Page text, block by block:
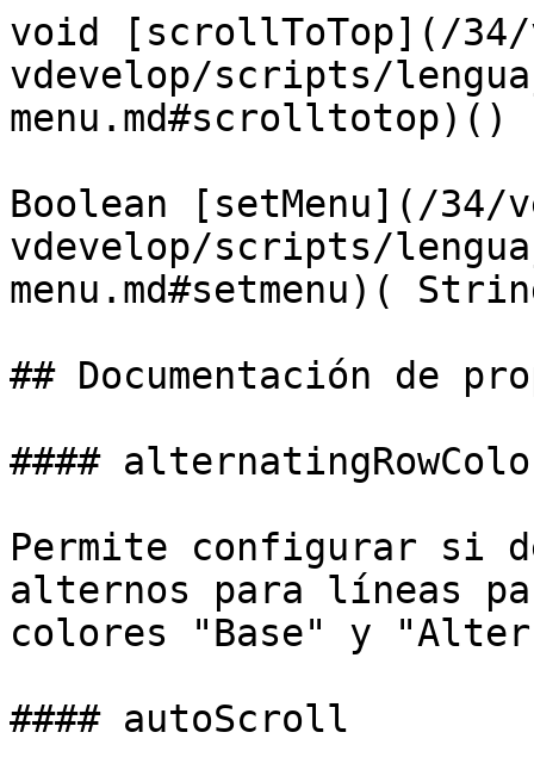
void [scrollToTop](/34/
vdevelop/scripts/
menu.md#scrolltotop)()
Boolean [setMenu](/34/
vdevelop/scripts/
menu.md#setmenu)(
## Documentación de
####
Permite configurar si
alternos para líneas
colores "Base" y
#### autoScroll